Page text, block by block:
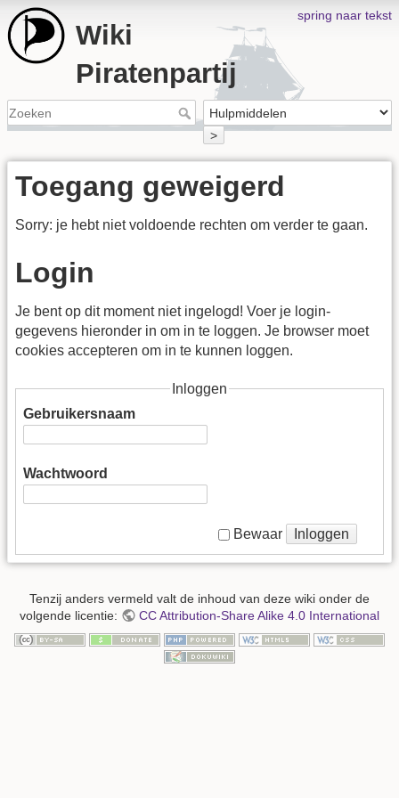
spring naar tekst
Wiki
Piratenpartij
>
Toegang geweigerd
Sorry: je hebt niet voldoende rechten om verder te gaan.
Login
Je bent op dit moment niet ingelogd! Voer je login-
gegevens hieronder in om in te loggen. Je browser moet
cookies accepteren om in te kunnen loggen.
Inloggen
Gebruikersnaam
Wachtwoord
Bewaar Inloggen
Tenzij anders vermeld valt de inhoud van deze wiki onder de
volgende licentie:
CC Attribution-Share Alike 4.0 International